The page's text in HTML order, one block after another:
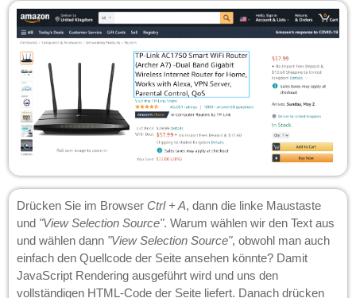
Drücken Sie im Browser Ctrl + A, dann die linke Maustaste
und "View Selection Source". Warum wählen wir den Text aus
und wählen dann "View Selection Source", obwohl man auch
einfach den Quellcode der Seite ansehen könnte? Damit
JavaScript Rendering ausgeführt wird und uns den
vollständigen HTML-Code der Seite liefert. Danach drücken